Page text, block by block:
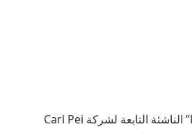
أعلنت شركة “Nothing” الناشئة التابعة لشركة Carl Pei